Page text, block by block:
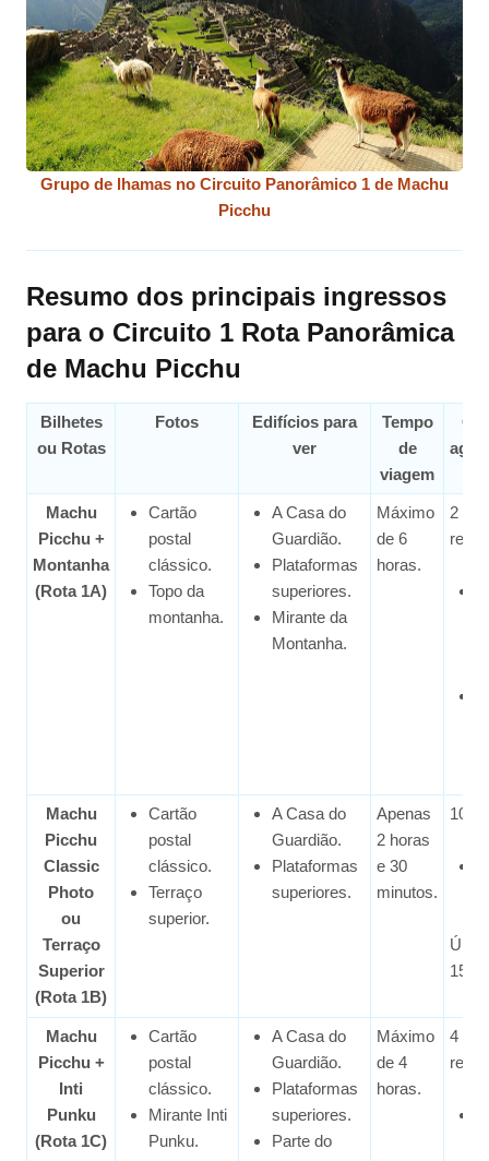
Grupo de lhamas no Circuito Panorâmico 1 de Machu
Picchu
Resumo dos principais ingressos
para o Circuito 1 Rota Panorâmica
de Machu Picchu
Bilhetes
ou Rotas
Fotos
Edifícios para
ver
Tempo
de
viagem
Machu
Picchu +
Montanha
(Rota 1A)
Cartão
postal
clássico.
Topo da
montanha.
A Casa do
Guardião.
Plataformas
superiores.
Mirante da
Montanha.
Máximo
de 6
horas.
2
Machu
Picchu
Classic
Photo
ou
Terraço
Superior
(Rota 1B)
Cartão
postal
clássico.
Terraço
superior.
A Casa do
Guardião.
Plataformas
superiores.
Apenas
2 horas
e 30
minutos.
10
Machu
Picchu +
Inti
Punku
(Rota 1C)
Cartão
postal
clássico.
Mirante Inti
Punku.
A Casa do
Guardião.
Plataformas
superiores.
Parte do
Máximo
de 4
horas.
4